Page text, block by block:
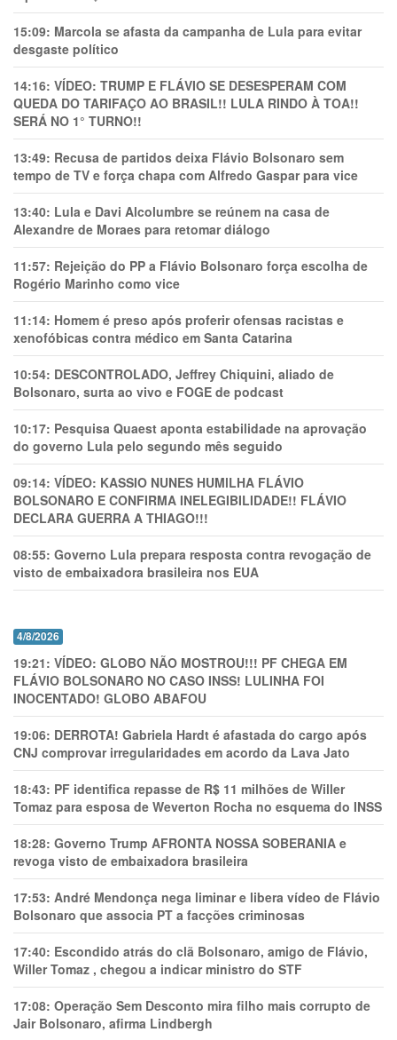
15:09: Marcola se afasta da campanha de Lula para evitar
desgaste político
14:16: VÍDEO: TRUMP E FLÁVIO SE DESESPERAM COM
QUEDA DO TARIFAÇO AO BRASIL!! LULA RINDO À TOA!!
SERÁ NO 1° TURNO!!
13:49: Recusa de partidos deixa Flávio Bolsonaro sem
tempo de TV e força chapa com Alfredo Gaspar para vice
13:40: Lula e Davi Alcolumbre se reúnem na casa de
Alexandre de Moraes para retomar diálogo
11:57: Rejeição do PP a Flávio Bolsonaro força escolha de
Rogério Marinho como vice
11:14: Homem é preso após proferir ofensas racistas e
xenofóbicas contra médico em Santa Catarina
10:54: DESCONTROLADO, Jeffrey Chiquini, aliado de
Bolsonaro, surta ao vivo e FOGE de podcast
10:17: Pesquisa Quaest aponta estabilidade na aprovação
do governo Lula pelo segundo mês seguido
09:14: VÍDEO: KASSIO NUNES HUMlLHA FLÁVIO
BOLSONARO E CONFIRMA INELEGIBILIDADE!! FLÁVIO
DECLARA GUERRA A THIAGO!!!
08:55: Governo Lula prepara resposta contra revogação de
visto de embaixadora brasileira nos EUA
4/8/2026
19:21: VÍDEO: GLOBO NÃO MOSTROU!!! PF CHEGA EM
FLÁVIO BOLSONARO NO CASO INSS! LULINHA FOI
INOCENTADO! GLOBO ABAFOU
19:06: DERROTA! Gabriela Hardt é afastada do cargo após
CNJ comprovar irregularidades em acordo da Lava Jato
18:43: PF identifica repasse de R$ 11 milhões de Willer
Tomaz para esposa de Weverton Rocha no esquema do INSS
18:28: Governo Trump AFRONTA NOSSA SOBERANIA e
revoga visto de embaixadora brasileira
17:53: André Mendonça nega liminar e libera vídeo de Flávio
Bolsonaro que associa PT a facções criminosas
17:40: Escondido atrás do clã Bolsonaro, amigo de Flávio,
Willer Tomaz , chegou a indicar ministro do STF
17:08: Operação Sem Desconto mira filho mais corrupto de
Jair Bolsonaro, afirma Lindbergh